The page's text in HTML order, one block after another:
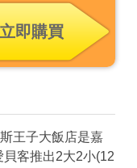
即購買
王子大飯店是嘉
客推出2大2小(12